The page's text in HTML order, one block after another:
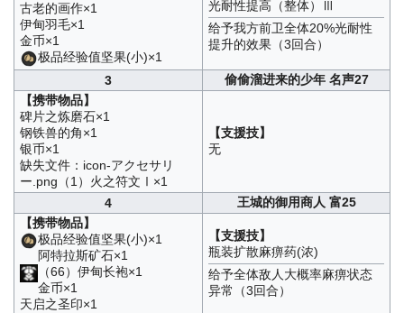
古老的画作×1
伊甸羽毛×1
金币×1
极品经验值坚果(小)×1
光耐性提高（整体）Ⅲ
给予我方前卫全体20%光耐性
提升的效果（3回合）
3
偷偷溜进来的少年 名声27
【携带物品】
碑片之炼磨石×1
钢铁兽的角×1
银币×1
缺失文件：icon-アクセサリ
ー.png（1）火之符文Ⅰ×1
【支援技】
无
4
王城的御用商人 富25
【携带物品】
极品经验值坚果(小)×1
阿特拉斯矿石×1
（66）伊甸长袍×1
金币×1
天启之圣印×1
【支援技】
瓶装扩散麻痹药(浓)
给予全体敌人大概率麻痹状态
异常（3回合）